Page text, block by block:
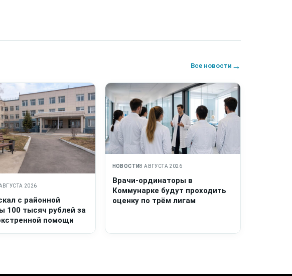
Все новости →
2026
с районной
100 тысяч рублей за
помощи
НОВОСТИ8 АВГУСТА 2026
Врачи-ординаторы в
Коммунарке будут проходить
оценку по трём лигам